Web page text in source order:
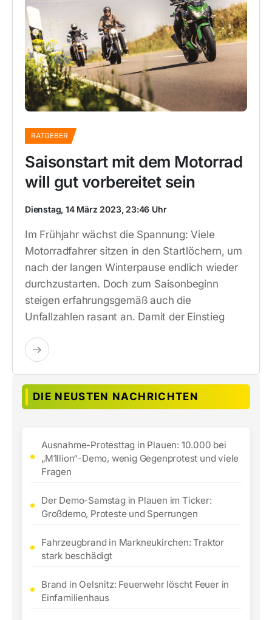
RATGEBER
Saisonstart mit dem Motorrad
will gut vorbereitet sein
Dienstag, 14 März 2023, 23:46 Uhr
Im Frühjahr wächst die Spannung: Viele
Motorradfahrer sitzen in den Startlöchern, um
nach der langen Winterpause endlich wieder
durchzustarten. Doch zum Saisonbeginn
steigen erfahrungsgemäß auch die
Unfallzahlen rasant an. Damit der Einstieg
DIE NEUSTEN NACHRICHTEN
Ausnahme-Protesttag in Plauen: 10.000 bei
„M1llion“-Demo, wenig Gegenprotest und viele
Fragen
Der Demo-Samstag in Plauen im Ticker:
Großdemo, Proteste und Sperrungen
Fahrzeugbrand in Markneukirchen: Traktor
stark beschädigt
Brand in Oelsnitz: Feuerwehr löscht Feuer in
Einfamilienhaus